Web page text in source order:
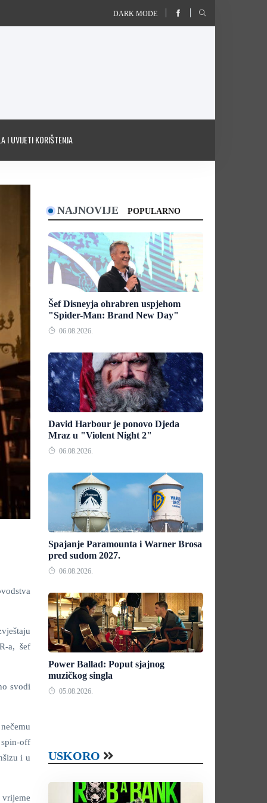
DARK MODE
I UVIJETI KORIŠTENJA
a, šef
svodi
spin-off
i u
vrijeme
NAJNOVIJE POPULARNO
Šef Disneyja ohrabren uspjehom
"Spider-Man: Brand New Day"
06.08.2026.
David Harbour je ponovo Djeda
Mraz u "Violent Night 2"
06.08.2026.
Spajanje Paramounta i Warner Brosa
pred sudom 2027.
06.08.2026.
Power Ballad: Poput sjajnog
muzičkog singla
05.08.2026.
USKORO